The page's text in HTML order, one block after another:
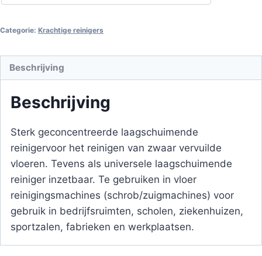
Categorie: Krachtige reinigers
Beschrijving
Beschrijving
Sterk geconcentreerde laagschuimende
reinigervoor het reinigen van zwaar vervuilde
vloeren. Tevens als universele laagschuimende
reiniger inzetbaar. Te gebruiken in vloer
reinigingsmachines (schrob/zuigmachines) voor
gebruik in bedrijfsruimten, scholen, ziekenhuizen,
sportzalen, fabrieken en werkplaatsen.